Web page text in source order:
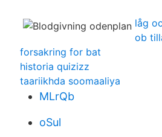
låg
ob
forsakring for bat
historia quizizz
taariikhda soomaaliya
MLrQb
oSul